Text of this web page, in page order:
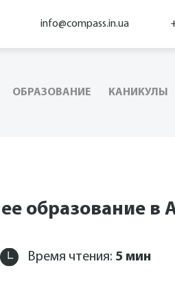
info@compass.in.ua
ОБРАЗОВАНИЕ КАНИКУЛЫ
образование в
Время чтения: 5 мин